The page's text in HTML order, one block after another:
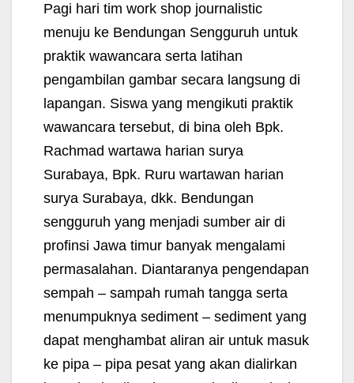
Pagi hari tim work shop journalistic
menuju ke Bendungan Sengguruh untuk
praktik wawancara serta latihan
pengambilan gambar secara langsung di
lapangan. Siswa yang mengikuti praktik
wawancara tersebut, di bina oleh Bpk.
Rachmad wartawa harian surya
Surabaya, Bpk. Ruru wartawan harian
surya Surabaya, dkk. Bendungan
sengguruh yang menjadi sumber air di
profinsi Jawa timur banyak mengalami
permasalahan. Diantaranya pengendapan
sempah – sampah rumah tangga serta
menumpuknya sediment – sediment yang
dapat menghambat aliran air untuk masuk
ke pipa – pipa pesat yang akan dialirkan